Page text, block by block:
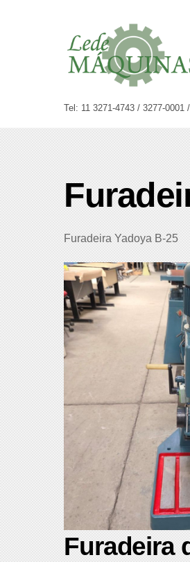
Tel: 11 3271-4743 / 3277-0001
Furadeira Yadoya B-25
Furadeira